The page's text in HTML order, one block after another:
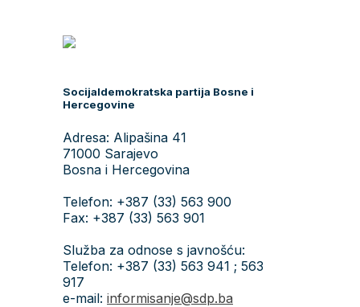
Socijaldemokratska partija Bosne i
Hercegovine
Adresa: Alipašina 41
71000 Sarajevo
Bosna i Hercegovina
Telefon: +387 (33) 563 900
Fax: +387 (33) 563 901
Služba za odnose s javnošću:
Telefon: +387 (33) 563 941 ; 563
917
e-mail: informisanje@sdp.ba